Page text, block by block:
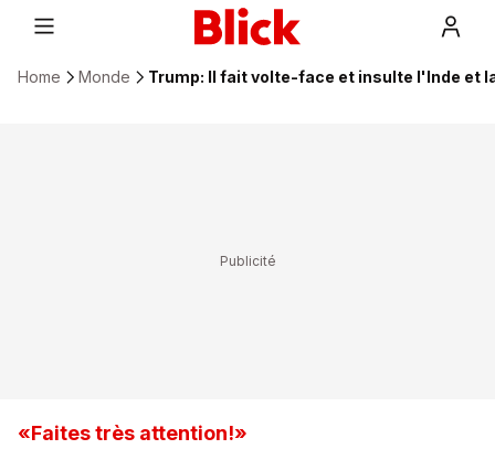
Home Monde Trump: Il fait volte-face et insulte l'Inde et
«Faites très attention!»